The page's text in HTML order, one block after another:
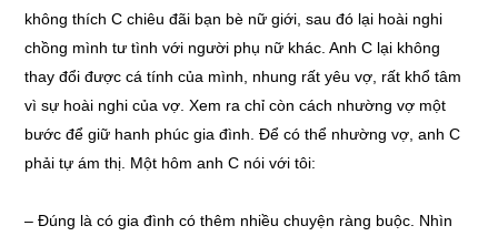
không thích C chiêu đãi bạn bè nữ giới, sau đó lại hoài nghi
chồng mình tư tình với người phụ nữ khác. Anh C lại không
thay đổi được cá tính của mình, nhung rất yêu vợ, rất khổ tâm
vì sự hoài nghi của vợ. Xem ra chỉ còn cách nhường vợ một
bước để giữ hanh phúc gia đình. Để có thể nhường vợ, anh C
phải tự ám thị. Một hôm anh C nói với tôi:
– Đúng là có gia đình có thêm nhiều chuyện ràng buộc. Nhìn